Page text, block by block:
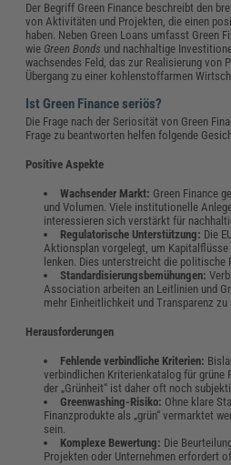
Der Begriff Green Finance beschreibt den
von Aktivitäten und Projekten, die einen
haben. Neben Green Loans umfasst Green
wie Green Bonds und nachhaltige
wachsendes Feld, das zur Realisierung von
Übergang zu einer kohlenstoffarmen
Ist Green Finance seriös?
Die Frage nach der Seriosität von Green
Frage zu beantworten helfen folgende
Positive Aspekte
Wachsender Markt: Green Finance
und Volumen. Viele institutionelle
interessieren sich verstärkt für
Regulatorische Unterstützung: Die
Aktionsplan vorgelegt, um
lenken. Dies unterstreicht die politische
Standardisierungsbemühungen:
Association arbeiten an Leitlinien und
mehr Einheitlichkeit und Transparenz zu
Herausforderungen
Fehlende verbindliche Kriterien:
verbindlichen Kriterienkatalog für grüne
der „Grünheit“ ist daher oft noch
Greenwashing-Risiko: Ohne klare
Finanzprodukte als „grün“ vermarktet
sein.
Komplexe Bewertung: Die
Projekten oder Unternehmen erfordert